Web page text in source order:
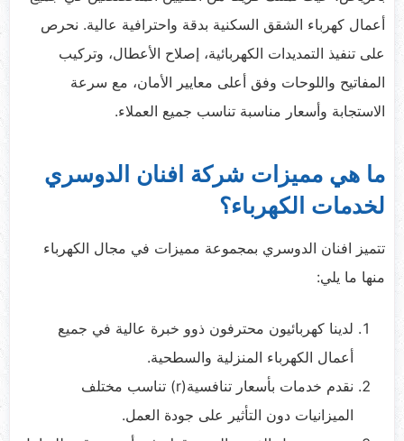
أعمال كهرباء الشقق السكنية بدقة واحترافية عالية. نحرص
على تنفيذ التمديدات الكهربائية، إصلاح الأعطال، وتركيب
المفاتيح واللوحات وفق أعلى معايير الأمان، مع سرعة
الاستجابة وأسعار مناسبة تناسب جميع العملاء.
ما هي مميزات شركة افنان الدوسري
لخدمات الكهرباء؟
تتميز افنان الدوسري بمجموعة مميزات في مجال الكهرباء
منها ما يلي:
لدينا كهربائيون محترفون ذوو خبرة عالية في جميع
أعمال الكهرباء المنزلية والسطحية.
نقدم خدمات بأسعار تنافسية(r) تناسب مختلف
الميزانيات دون التأثير على جودة العمل.